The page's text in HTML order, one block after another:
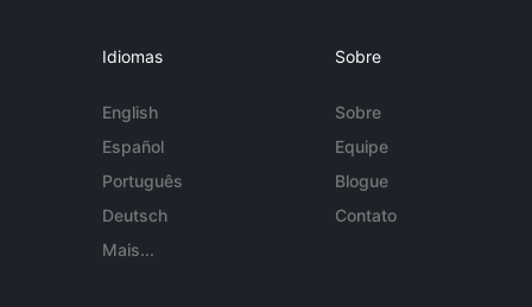
Idiomas
English
Español
Português
Deutsch
Mais...
Sobre
Sobre
Equipe
Blogue
Contato